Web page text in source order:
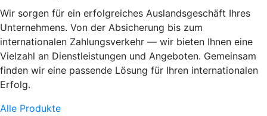
Wir sorgen für ein erfolgreiches Auslandsgeschäft Ihres
Unternehmens. Von der Absicherung bis zum
internationalen Zahlungsverkehr — wir bieten Ihnen eine
Vielzahl an Dienstleistungen und Angeboten. Gemeinsam
finden wir eine passende Lösung für Ihren internationalen
Erfolg.
Alle Produkte